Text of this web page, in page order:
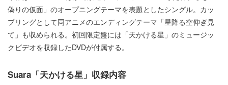
偽りの仮面」のオープニングテーマを表題としたシングル。カッ
プリングとして同アニメのエンディングテーマ「星降る空仰ぎ見
て」も収められる。初回限定盤には「天かける星」のミュージッ
クビデオを収録したDVDが付属する。
Suara「天かける星」収録内容